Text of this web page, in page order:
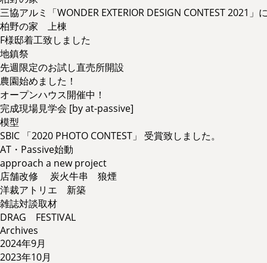
三協アルミ「WONDER EXTERIOR DESIGN CONTEST 2021
柏野の家 上棟
F様邸着工致しました
地鎮祭
先週限定のお試し直売所開設
農園始めました！
オープンハウス開催中！
完成現場見学会 [by at-passive]
模型
SBIC 「2020 PHOTO CONTEST」 受賞致しました。
AT・Passive始動
approach a new project
店舗改修 炭火牛串 狼煙
洋裁アトリエ 新築
雑誌対談取材
DRAG FESTIVAL
Archives
2024年9月
2023年10月